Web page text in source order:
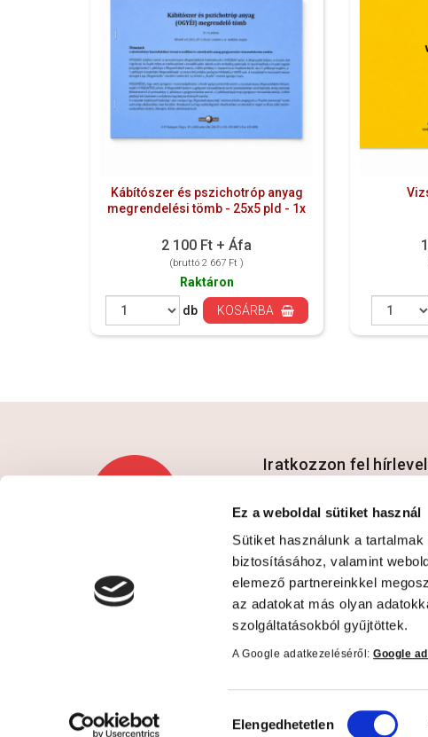
Ez a weboldal sütiket használ
Sütiket használunk a
biztosításához, valamint
elemező partnereinkkel
az adatokat más olyan
szolgáltatásokból gyűjtöttek.
A Google adatkezeléséről:Google
Elengedhetetlen
Kábítószer és pszichotróp anyag
megrendelési tömb - 25x5 pld - 1x
2 100 Ft + Áfa
(bruttó 2 667 Ft )
Raktáron
db
KOSÁRBA
Iratkozzon fel
Hozzájárulok az
Kapcsolat Információ